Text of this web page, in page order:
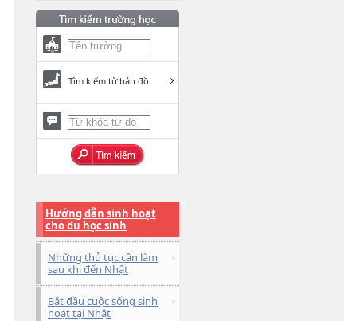
Tìm kiếm từ bản đồ
Hướng dẫn sinh hoạt
cho du học sinh
Những thủ tục cần làm
sau khi đến Nhật
Bắt đầu cuộc sống sinh
hoạt tại Nhật